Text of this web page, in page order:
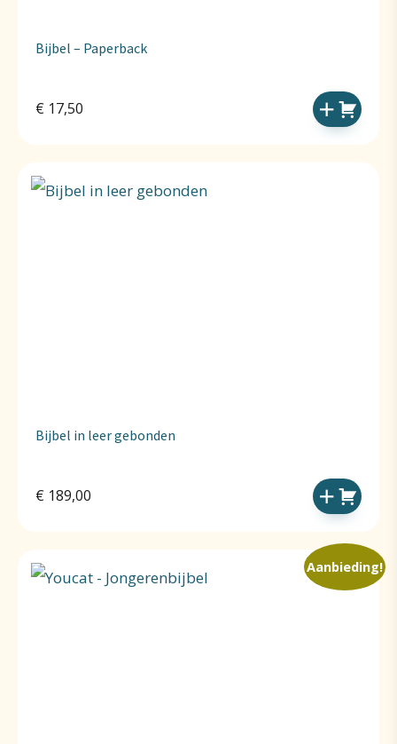
Bijbel – Paperback
€ 17,50
Bijbel in leer gebonden
€ 189,00
Aanbieding!